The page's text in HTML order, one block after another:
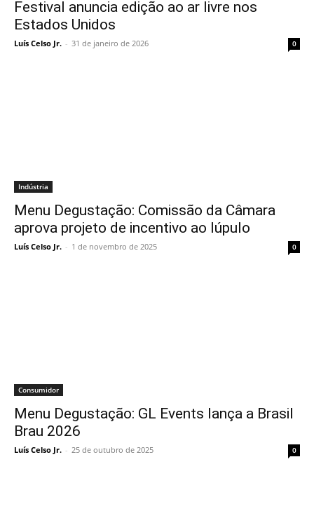
Festival anuncia edição ao ar livre nos
Estados Unidos
Luís Celso Jr. - 31 de janeiro de 2026 0
Indústria
Menu Degustação: Comissão da Câmara
aprova projeto de incentivo ao lúpulo
Luís Celso Jr. - 1 de novembro de 2025 0
Consumidor
Menu Degustação: GL Events lança a Brasil
Brau 2026
Luís Celso Jr. - 25 de outubro de 2025 0